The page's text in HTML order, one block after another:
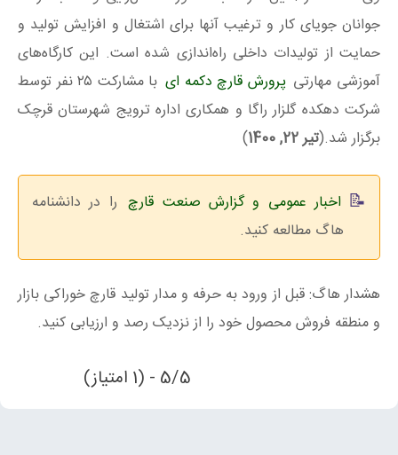
جوانان جویای کار و ترغیب آنها برای اشتغال و افزایش تولید و
حمایت از تولیدات داخلی راه‌اندازی شده است. این کارگاه‌های
آموزشی مهارتی پرورش قارچ دکمه ای
با مشارکت ۲۵ نفر توسط
شرکت دهکده گلزار راگا و همکاری اداره ترویج شهرستان قرچک
برگزار شد.(تیر 22, 1400 )
اخبار عمومی و گزارش صنعت قارچ را در دانشنامه
هاگ مطالعه کنید.
هشدار هاگ: قبل از ورود به حرفه و مدار تولید قارچ خوراکی بازار
و منطقه فروش محصول خود را از نزدیک رصد و ارزیابی کنید.
5/5 - (1 امتیاز)